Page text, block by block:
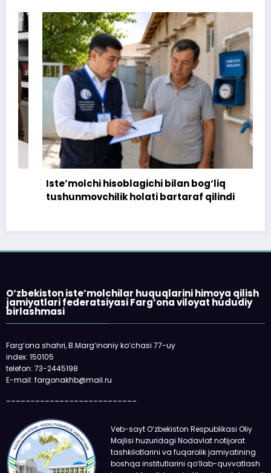
Iste’molchi hisoblagichi bilan bog‘liq
tushunmovchilik holati bartaraf qilindi
O‘zbekiston iste’molchilar huquqlarini himoya qilish
jamiyatlari federatsiyasi Farg‘ona viloyat hududiy
birlashmasi
Farg‘ona shahri, B.Marg‘inoniy ko‘chasi 77-uy
index: 150105
telefon: 73-2445198
E-mail: fargonakhb@mail.ru
Veb-sayt O‘zbekiston Respublikasi Oliy
Majlisi huzuridagi Nodavlat notijorat
tashkilotlarini va fuqarolik jamiyatining
boshqa institutlarini qo‘llab-quvvatlash